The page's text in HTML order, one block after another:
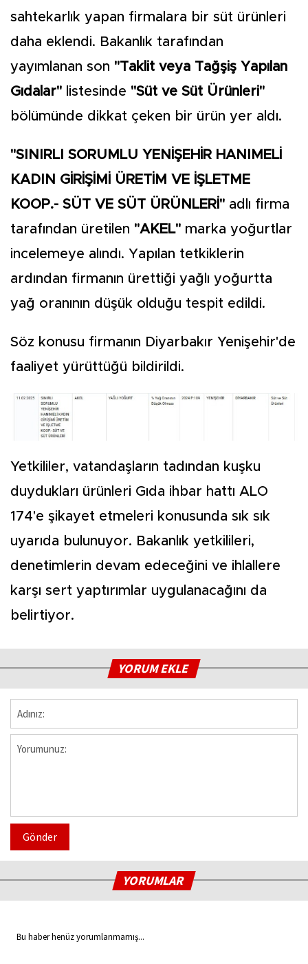
sahtekarlık yapan firmalara bir süt ürünleri
daha eklendi. Bakanlık tarafından
yayımlanan son "Taklit veya Tağşiş Yapılan
Gıdalar" listesinde "Süt ve Süt Ürünleri"
bölümünde dikkat çeken bir ürün yer aldı.
"SINIRLI SORUMLU YENİŞEHİR HANIMELİ
KADIN GİRİŞİMİ ÜRETİM VE İŞLETME
KOOP.- SÜT VE SÜT ÜRÜNLERİ" adlı firma
tarafından üretilen "AKEL" marka yoğurtlar
incelemeye alındı. Yapılan tetkiklerin
ardından firmanın ürettiği yağlı yoğurtta
yağ oranının düşük olduğu tespit edildi.
Söz konusu firmanın Diyarbakır Yenişehir'de
faaliyet yürüttüğü bildirildi.
Yetkililer, vatandaşların tadından kuşku
duydukları ürünleri Gıda ihbar hattı ALO
174'e şikayet etmeleri konusunda sık sık
uyarıda bulunuyor. Bakanlık yetkilileri,
denetimlerin devam edeceğini ve ihlallere
karşı sert yaptırımlar uygulanacağını da
belirtiyor.
YORUM EKLE
Gönder
YORUMLAR
Bu haber henüz yorumlanmamış...